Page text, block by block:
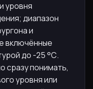
уровня
диапазон
и
включённые
до -25 °С.
сразу понимать,
уровня или